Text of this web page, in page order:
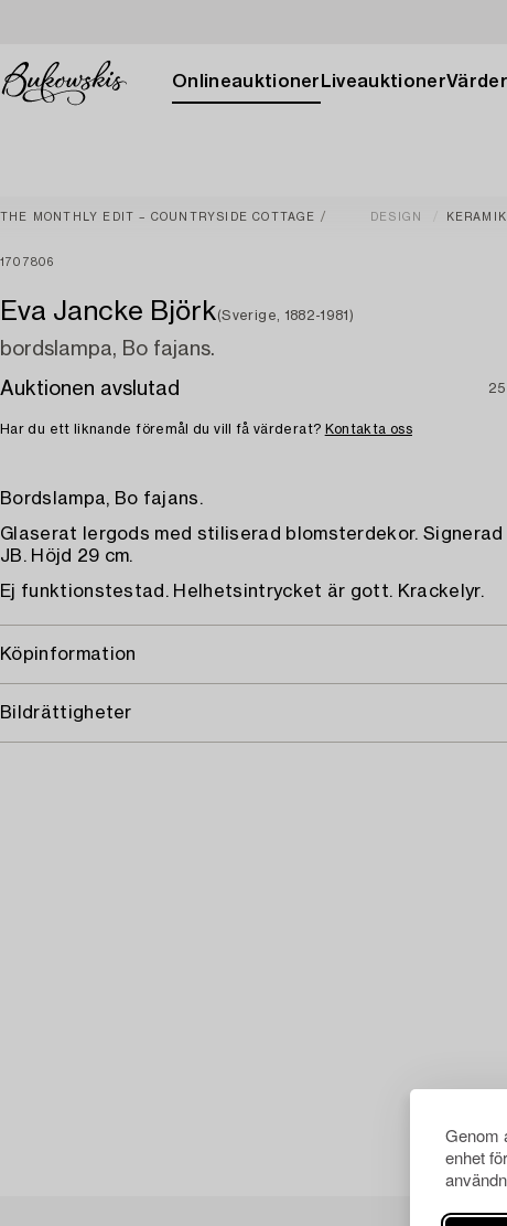
Genom
enhet
Onlineauktioner Liveauktioner
THE MONTHLY EDIT – COUNTRYSIDE COTTAGE DESIGN KERAMIK
1707806
Eva Jancke Björk(Sverige, 1882-1981)
bordslampa, Bo fajans.
Auktionen avslutad
25
Har du ett liknande föremål du vill få värderat? Kontakta oss
Bordslampa, Bo fajans.
Glaserat lergods med stiliserad blomsterdekor. Signerad
JB. Höjd 29 cm.
Ej funktionstestad. Helhetsintrycket är gott. Krackelyr.
Köpinformation
Bildrättigheter